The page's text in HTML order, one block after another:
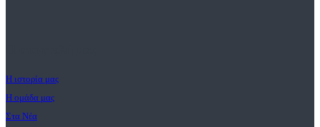
Η ιστορία μας
Η ομάδα μας
Στα Νέα